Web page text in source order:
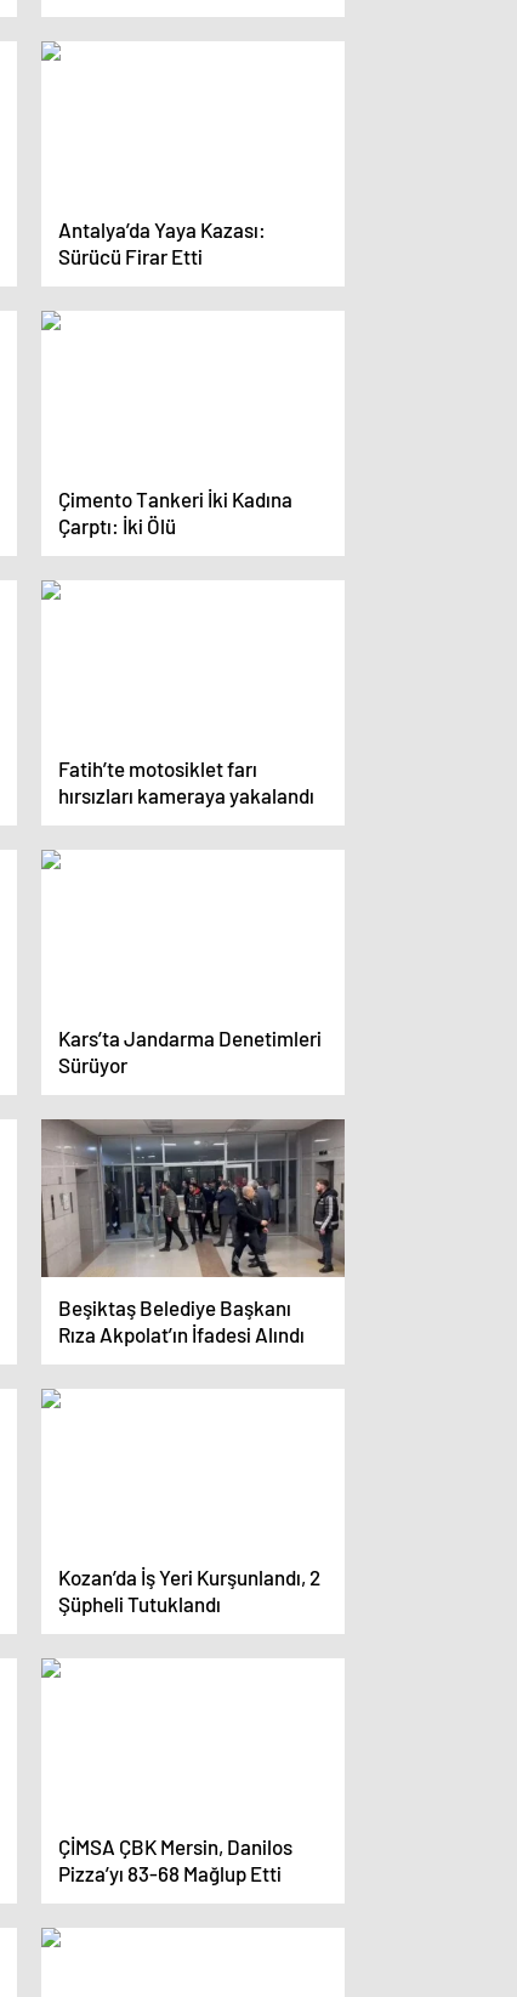
Antalya’da Yaya Kazası:
Sürücü Firar Etti
Çimento Tankeri İki Kadına
Çarptı: İki Ölü
Fatih’te motosiklet farı
hırsızları kameraya yakalandı
Kars’ta Jandarma Denetimleri
Sürüyor
Beşiktaş Belediye Başkanı
Rıza Akpolat’ın İfadesi Alındı
Kozan’da İş Yeri Kurşunlandı, 2
Şüpheli Tutuklandı
ÇİMSA ÇBK Mersin, Danilos
Pizza’yı 83-68 Mağlup Etti